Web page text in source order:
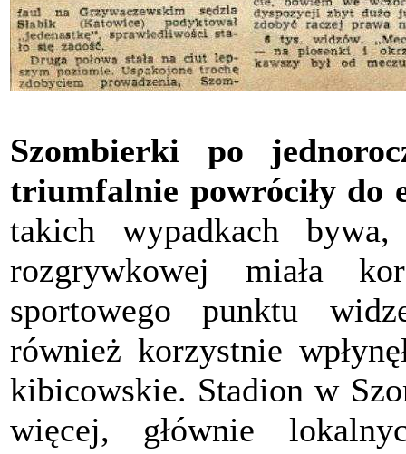
Szombierki po
triumfalnie powróciły do
takich wypadkach
rozgrywkowej miała
sportowego punktu
również korzystnie
kibicowskie. Stadion w
więcej, głównie